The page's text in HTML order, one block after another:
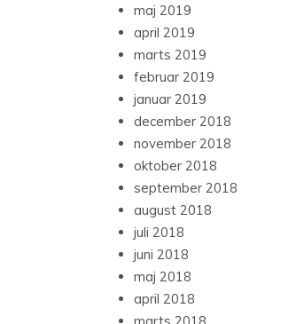
maj 2019
april 2019
marts 2019
februar 2019
januar 2019
december 2018
november 2018
oktober 2018
september 2018
august 2018
juli 2018
juni 2018
maj 2018
april 2018